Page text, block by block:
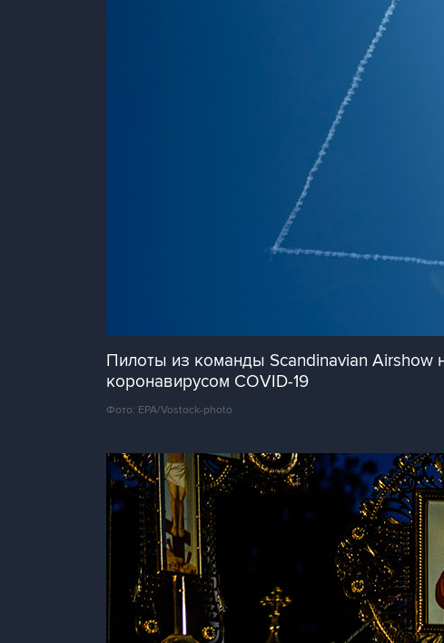
Пилоты из команды Scandinavian
коронавирусом COVID-19
Фото: EPA/Vostock-photo